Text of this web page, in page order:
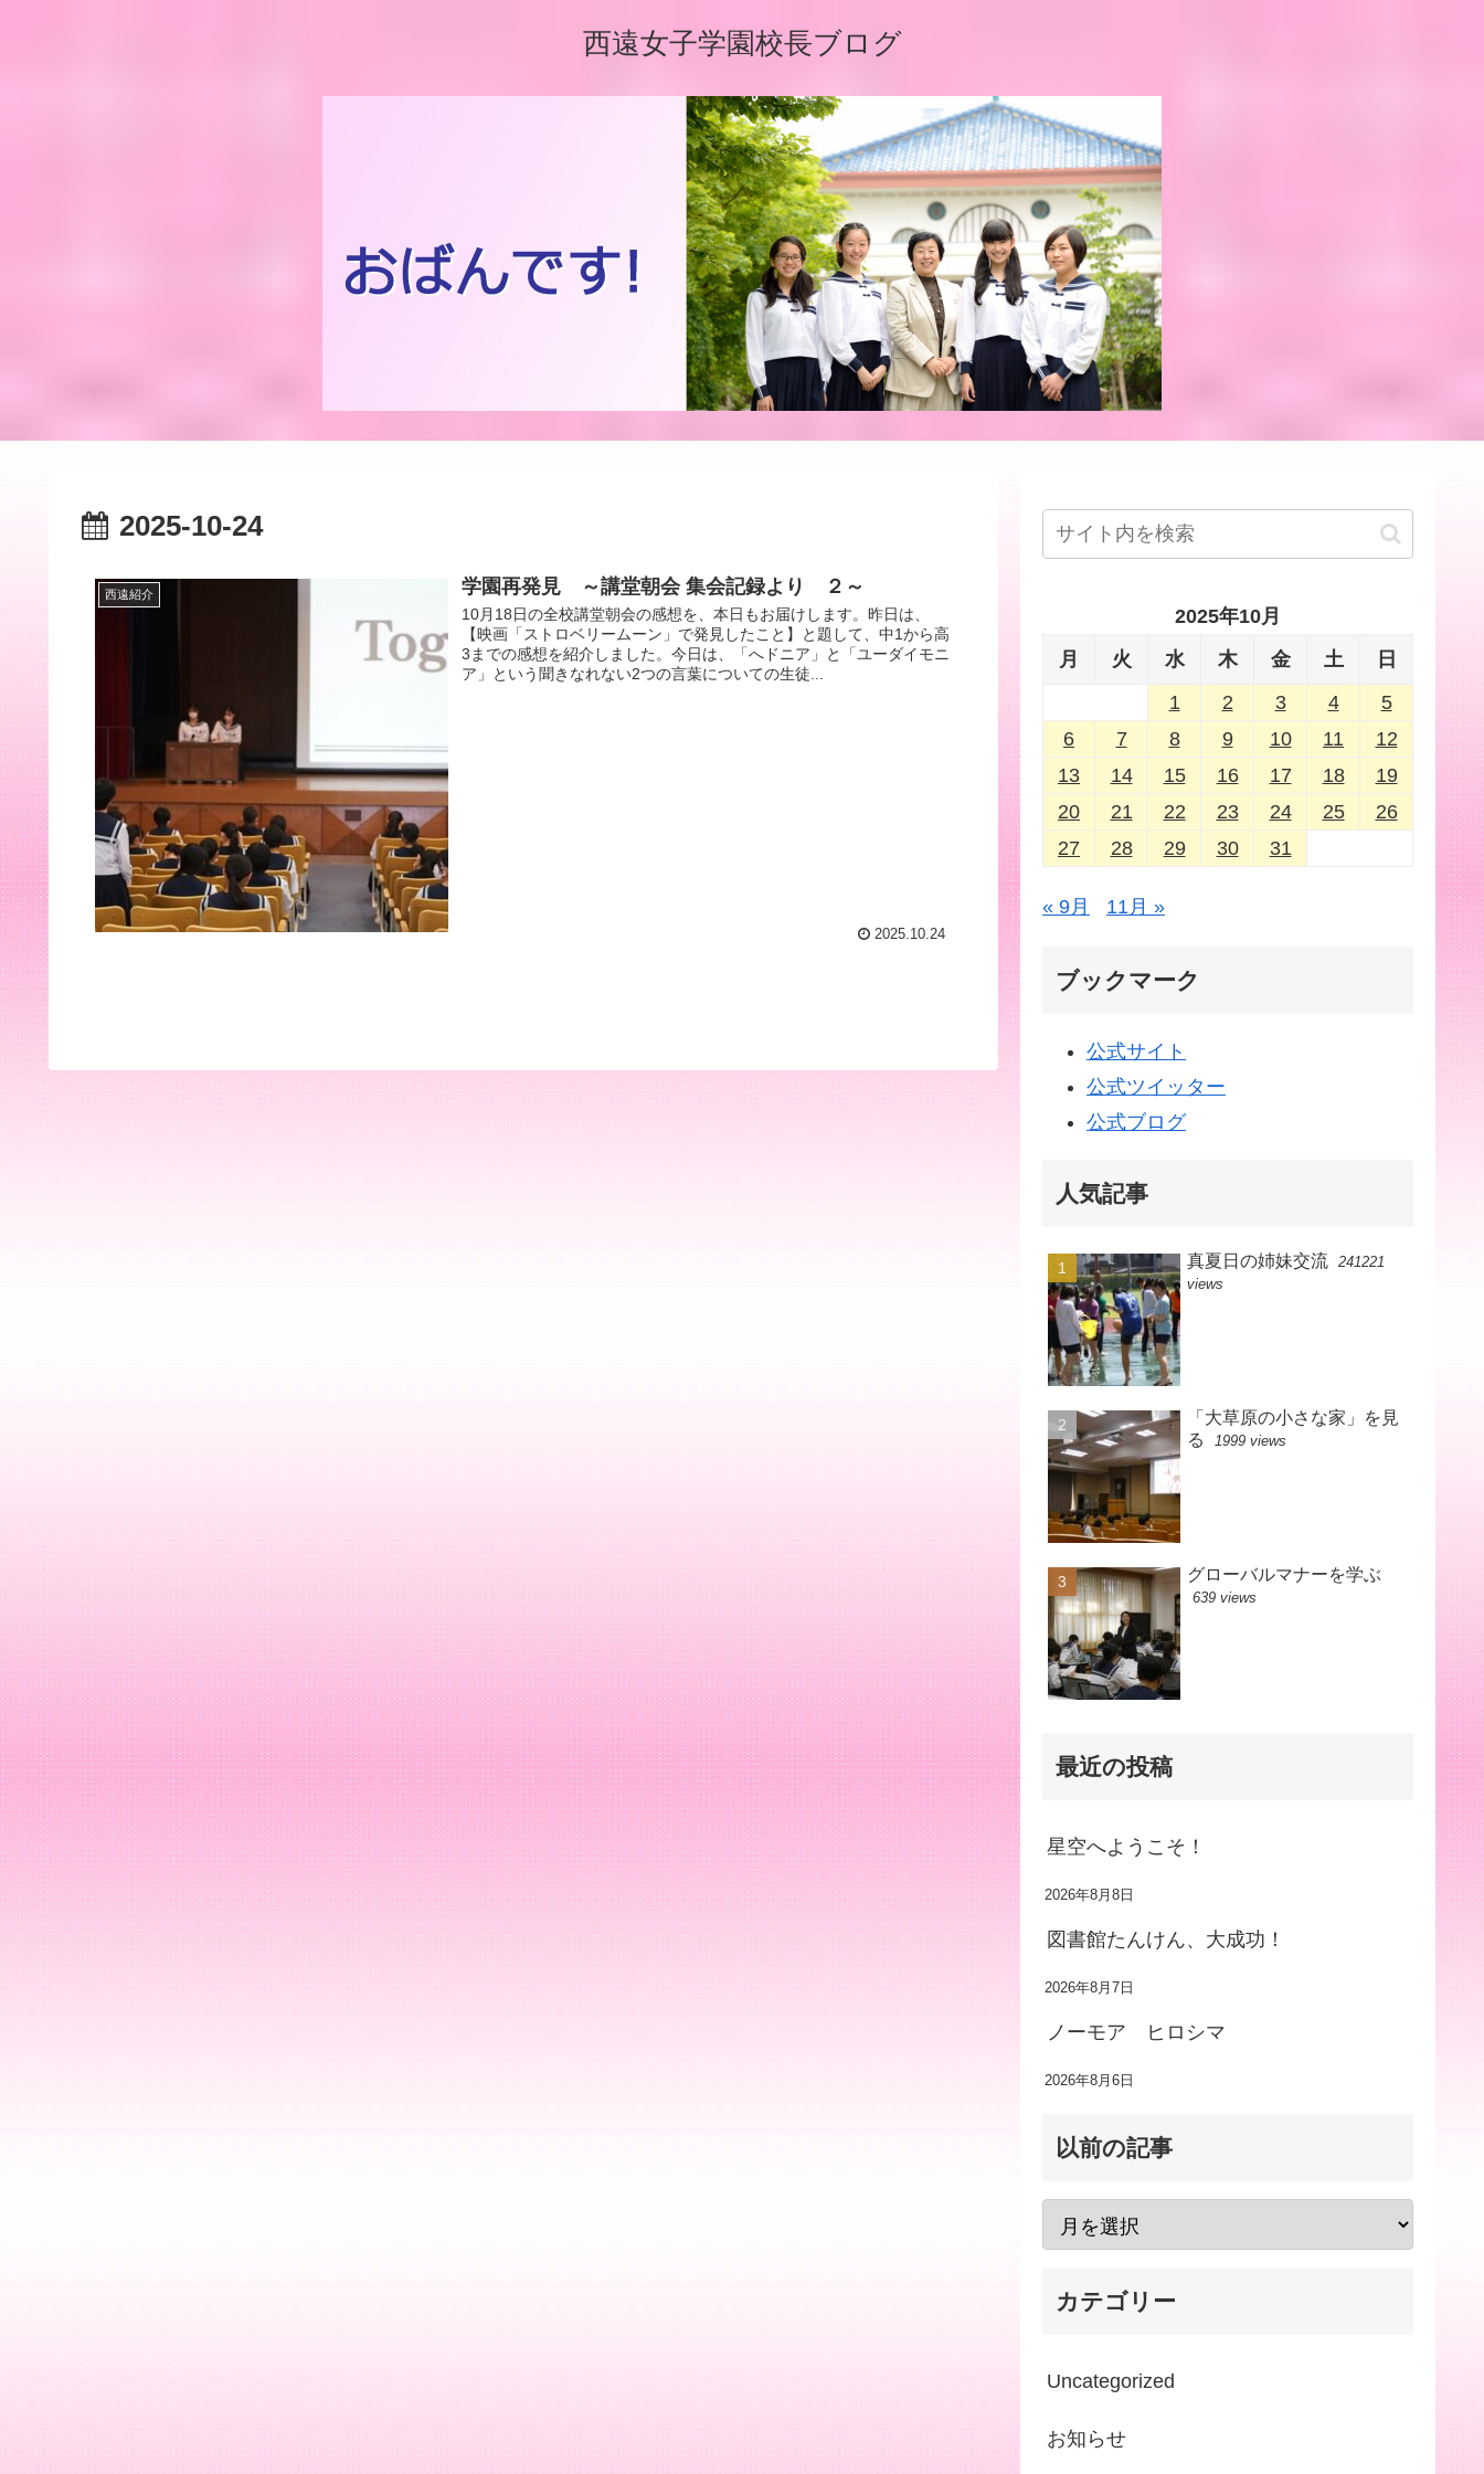
西遠女子学園校長ブログ
2025-10-24
西遠紹介 学園再発見 ～講堂朝会 集会記録より ２～
10月18日の全校講堂朝会の感想を、本日もお届けします。昨日は、
【映画「ストロベリームーン」で発見したこと】と題して、中1から高
3までの感想を紹介しました。今日は、「へドニア」と「ユーダイモニ
ア」という聞きなれない2つの言葉についての生徒...
2025.10.24
2025年10月
月
火 水 木 金 土
日
1
2 3 4
5
6
7 8 9 10 11
12
13
14 15 16 17 18
19
20
21 22 23 24 25
26
27
28 29 30 31
« 9月 11月 »
ブックマーク
公式サイト
公式ツイッター
公式ブログ
人気記事
真夏日の姉妹交流 241221
views
「大草原の小さな家」を見
る
1999 views
グローバルマナーを学ぶ
639 views
最近の投稿
星空へようこそ！
2026年8月8日
図書館たんけん、大成功！
2026年8月7日
ノーモア ヒロシマ
2026年8月6日
以前の記事
カテゴリー
Uncategorized
お知らせ